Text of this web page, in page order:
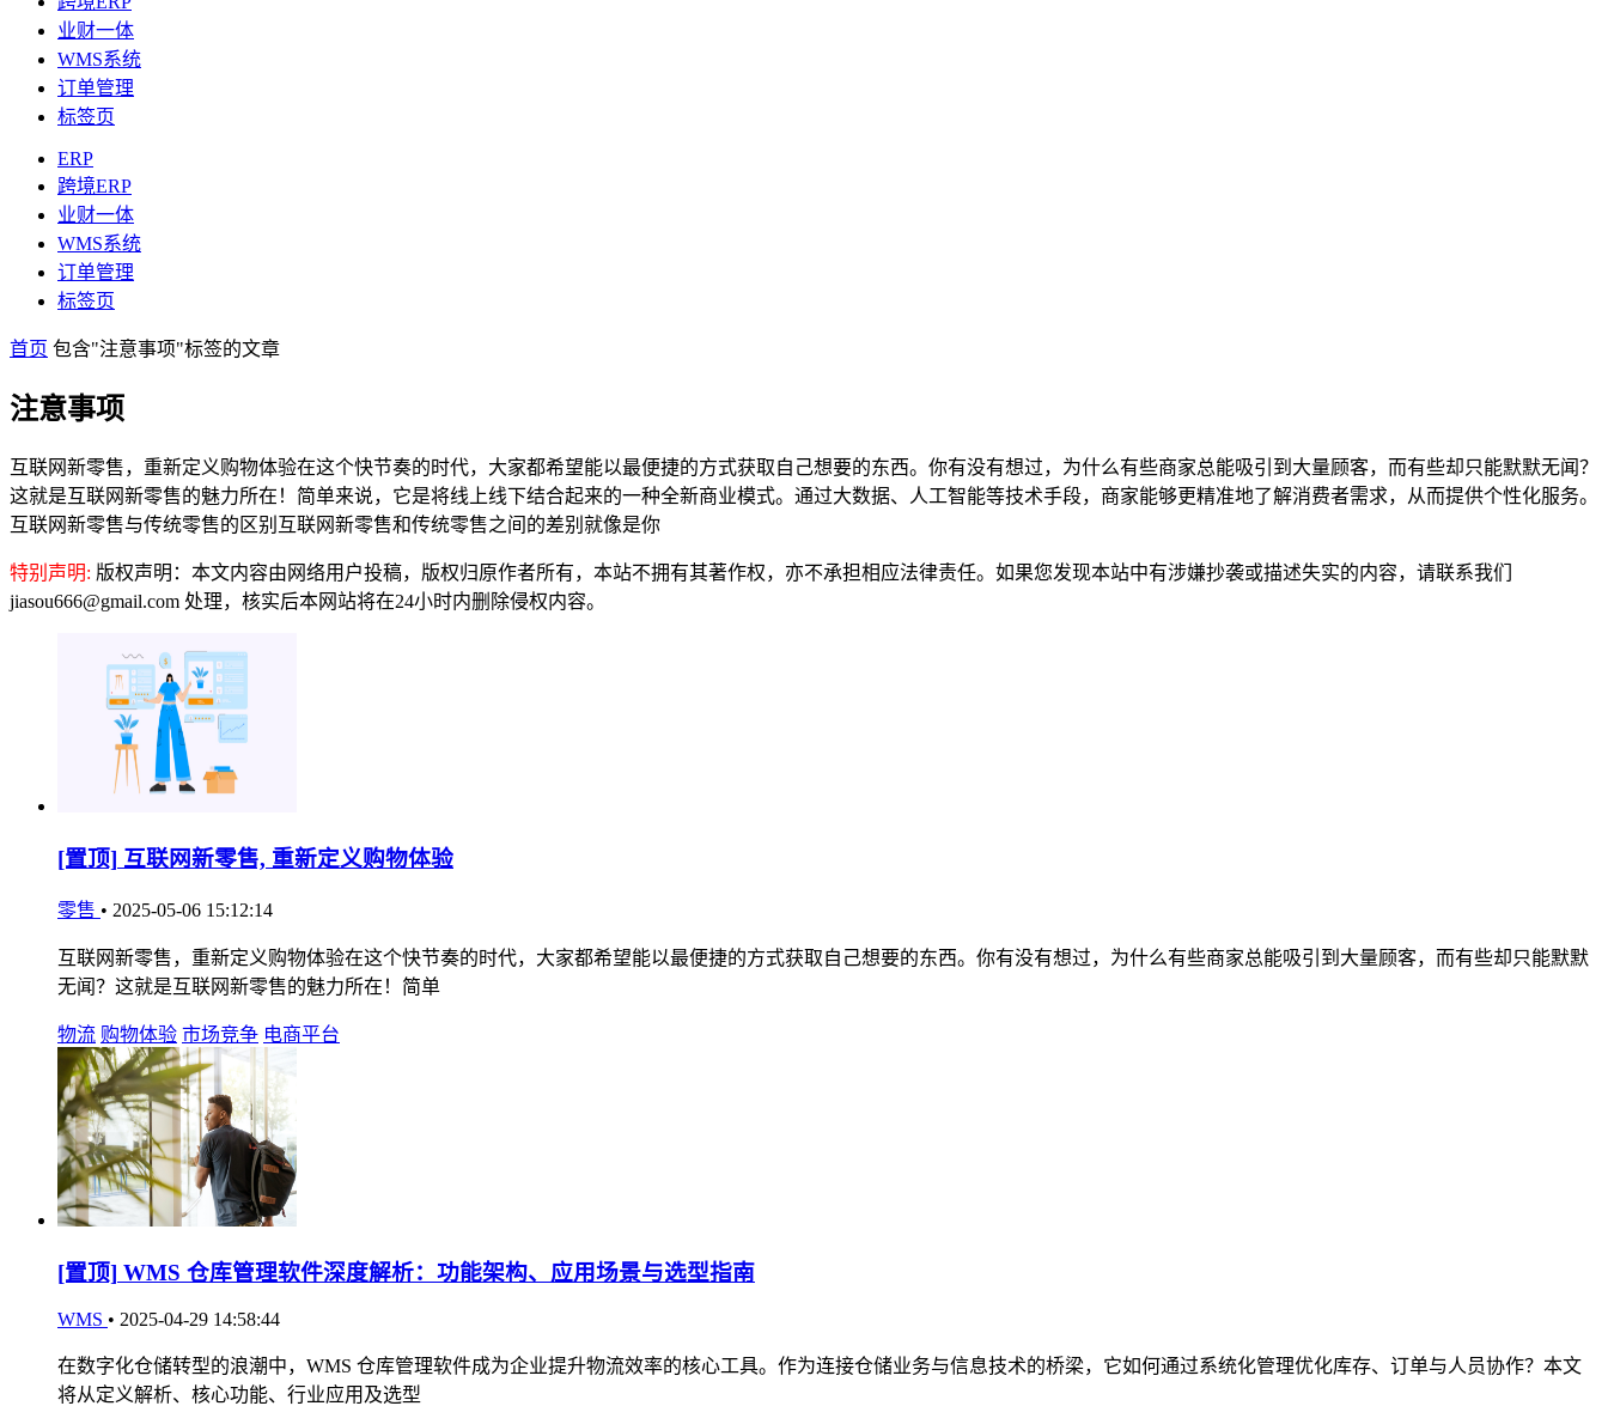
业财一体
WMS系统
订单管理
标签页
ERP
跨境ERP
业财一体
WMS系统
订单管理
标签页
首页 包含"注意事项"标签的文章
注意事项
互联网新零售，重新定义购物体验在这个快节奏的时代，大家都希望能以最便捷的方式获取自己想要的东西。你有没有想过，为什么有些商家总能吸引到大量顾客，而有些却只能默默无闻？
这就是互联网新零售的魅力所在！简单来说，它是将线上线下结合起来的一种全新商业模式。通过大数据、人工智能等技术手段，商家能够更精准地了解消费者需求，从而提供个性化服务。
互联网新零售与传统零售的区别互联网新零售和传统零售之间的差别就像是你
特别声明: 版权声明：本文内容由网络用户投稿，版权归原作者所有，本站不拥有其著作权，亦不承担相应法律责任。如果您发现本站中有涉嫌抄袭或描述失实的内容，请联系我们
jiasou666@gmail.com 处理，核实后本网站将在24小时内删除侵权内容。
[置顶] 互联网新零售, 重新定义购物体验
零售 • 2025-05-06 15:12:14
互联网新零售，重新定义购物体验在这个快节奏的时代，大家都希望能以最便捷的方式获取自己想要的东西。你有没有想过，为什么有些商家总能吸引到大量顾客，而有些却只能默默
无闻？这就是互联网新零售的魅力所在！简单
物流 购物体验 市场竞争 电商平台
[置顶] WMS 仓库管理软件深度解析：功能架构、应用场景与选型指南
WMS • 2025-04-29 14:58:44
在数字化仓储转型的浪潮中，WMS 仓库管理软件成为企业提升物流效率的核心工具。作为连接仓储业务与信息技术的桥梁，它如何通过系统化管理优化库存、订单与人员协作？本文
将从定义解析、核心功能、行业应用及选型